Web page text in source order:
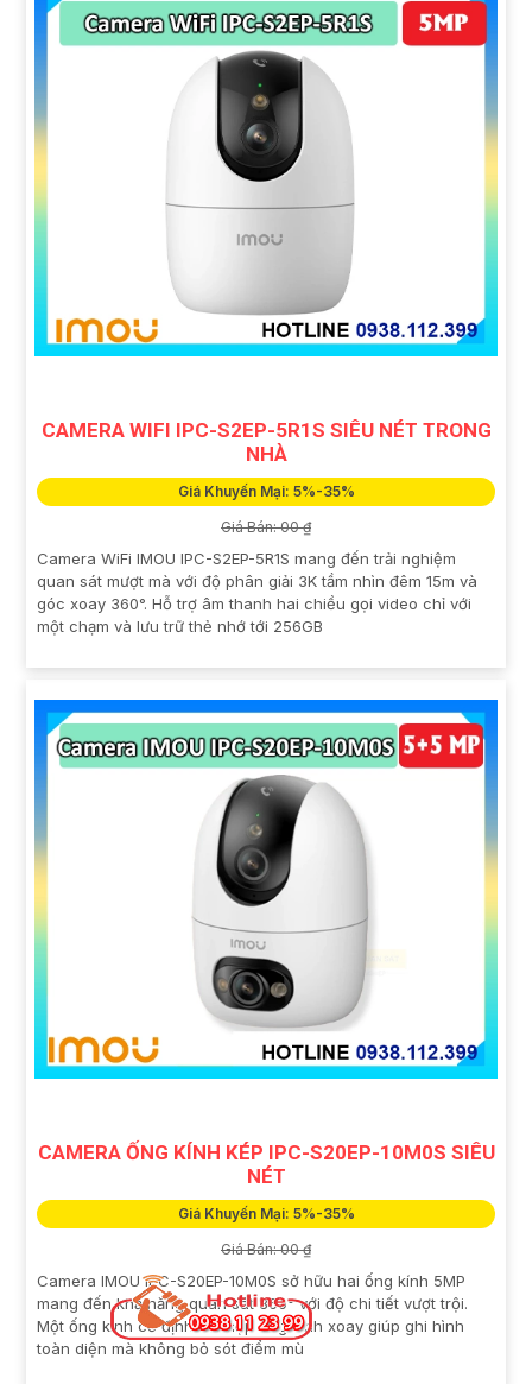
CAMERA WIFI IPC-S2EP-5R1S SIÊU NÉT TRONG
NHÀ
Giá Khuyến Mại: 5%-35%
Giá Bán: 00 ₫
Camera WiFi IMOU IPC-S2EP-5R1S mang đến trải nghiệm
quan sát mượt mà với độ phân giải 3K tầm nhìn đêm 15m và
góc xoay 360°. Hỗ trợ âm thanh hai chiều gọi video chỉ với
một chạm và lưu trữ thẻ nhớ tới 256GB
CAMERA ỐNG KÍNH KÉP IPC-S20EP-10M0S SIÊU
NÉT
Giá Khuyến Mại: 5%-35%
Giá Bán: 00 ₫
Camera IMOU IPC-S20EP-10M0S sở hữu hai ống kính 5MP
mang đến khả năng quan sát 360° với độ chi tiết vượt trội.
Một ống kính cố định kết hợp ống kính xoay giúp ghi hình
toàn diện mà không bỏ sót điểm mù